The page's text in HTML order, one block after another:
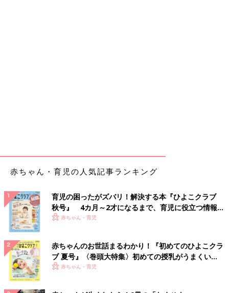
赤ちゃん・育児の人気記事ランキング
育児の困ったがズバリ！解決する本『ひよこクラブ
秋号』 4カ月～2才になるまで、育児に役立つ情報が
いっぱい！
赤ちゃん・育児
赤ちゃんのお世話まるわかり！『初めてのひよこクラ
ブ 夏号』〈巻頭大特集〉初めての授乳がうまくい
く！ おっぱい・ミルクの基本と夏のトラブル 解決テ
赤ちゃん・育児